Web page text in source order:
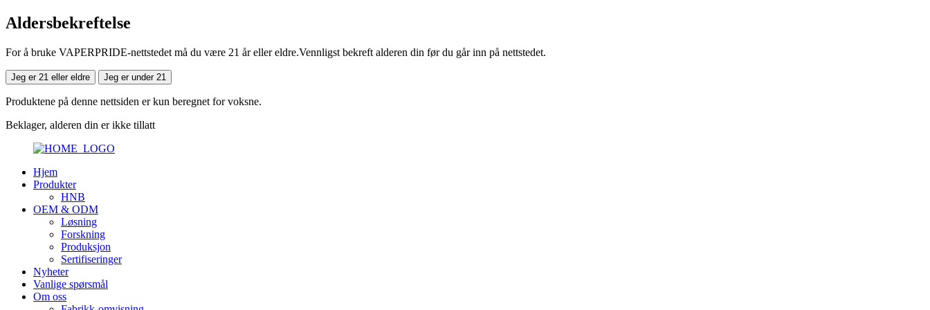
Aldersbekreftelse
For å bruke VAPERPRIDE-nettstedet må du være 21 år eller eldre.Vennligst bekreft alderen din før du går inn på nettstedet.
Jeg er 21 eller eldre Jeg er under 21
Produktene på denne nettsiden er kun beregnet for voksne.
Beklager, alderen din er ikke tillatt
Hjem
Produkter
HNB
OEM & ODM
Løsning
Forskning
Produksjon
Sertifiseringer
Nyheter
Vanlige spørsmål
Om oss